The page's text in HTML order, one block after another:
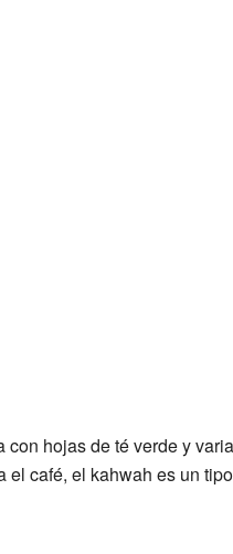
hojas de té verde y
café, el kahwah es un